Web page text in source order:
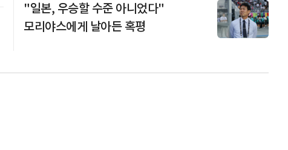
"일본, 우승할 수준 아니었다"
모리야스에게 날아든 혹평